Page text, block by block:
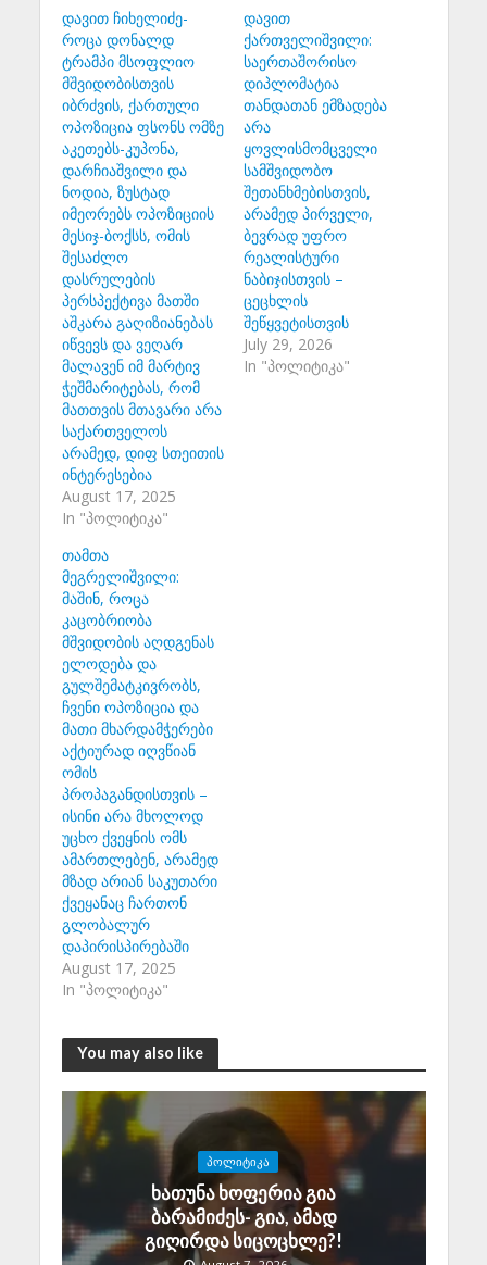
დავით ჩიხელიძე-
როცა დონალდ
ტრამპი მსოფლიო
მშვიდობისთვის
იბრძვის, ქართული
ოპოზიცია ფსონს ომზე
აკეთებს-კუპონა,
დარჩიაშვილი და
ნოდია, ზუსტად
იმეორებს ოპოზიციის
მესიჯ-ბოქსს, ომის
შესაძლო
დასრულების
პერსპექტივა მათში
აშკარა გაღიზიანებას
იწვევს და ვეღარ
მალავენ იმ მარტივ
ჭეშმარიტებას, რომ
მათთვის მთავარი არა
საქართველოს
არამედ, დიფ სთეითის
ინტერესებია
August 17, 2025
In "პოლიტიკა"
დავით
ქართველიშვილი:
საერთაშორისო
დიპლომატია
თანდათან ემზადება
არა
ყოვლისმომცველი
სამშვიდობო
შეთანხმებისთვის,
არამედ პირველი,
ბევრად უფრო
რეალისტური
ნაბიჯისთვის –
ცეცხლის
შეწყვეტისთვის
July 29, 2026
In "პოლიტიკა"
თამთა
მეგრელიშვილი:
მაშინ, როცა
კაცობრიობა
მშვიდობის აღდგენას
ელოდება და
გულშემატკივრობს,
ჩვენი ოპოზიცია და
მათი მხარდამჭერები
აქტიურად იღვწიან
ომის
პროპაგანდისთვის –
ისინი არა მხოლოდ
უცხო ქვეყნის ომს
ამართლებენ, არამედ
მზად არიან საკუთარი
ქვეყანაც ჩართონ
გლობალურ
დაპირისპირებაში
August 17, 2025
In "პოლიტიკა"
You may also like
ᲞᲝᲚᲘᲢᲘᲙᲐ
ხათუნა ხოფერია გია
ბარამიძეს- გია, ამად
გიღირდა სიცოცხლე?!